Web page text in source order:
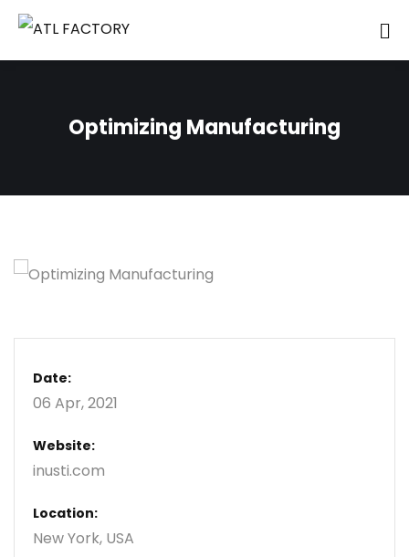
Optimizing Manufacturing
Date:
06 Apr, 2021
Website:
inusti.com
Location:
New York, USA